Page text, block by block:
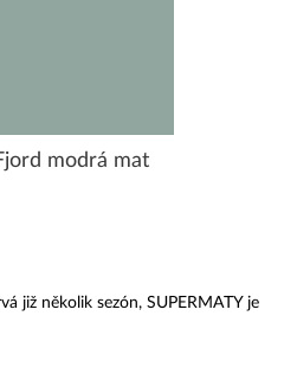
modrá mat
již několik sezón, SUPERMATY je